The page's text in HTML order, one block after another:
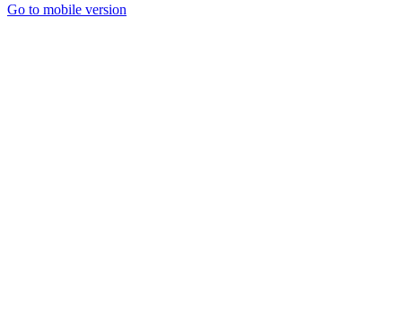
Go to mobile version